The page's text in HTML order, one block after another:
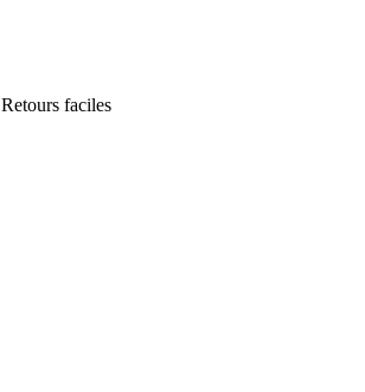
Retours faciles